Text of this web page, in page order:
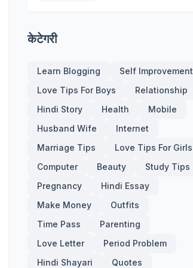
केटेगरी
Learn Blogging
Self Improvement
Love Tips For Boys
Relationship
Hindi Story
Health
Mobile
Husband Wife
Internet
Marriage Tips
Love Tips For Girls
Computer
Beauty
Study Tips
Pregnancy
Hindi Essay
Make Money
Outfits
Time Pass
Parenting
Love Letter
Period Problem
Hindi Shayari
Quotes